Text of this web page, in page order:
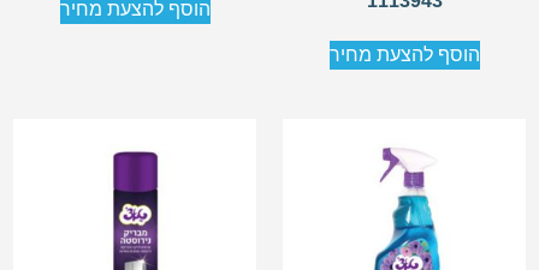
הוסף להצעת מחיר
הוסף להצעת מחיר